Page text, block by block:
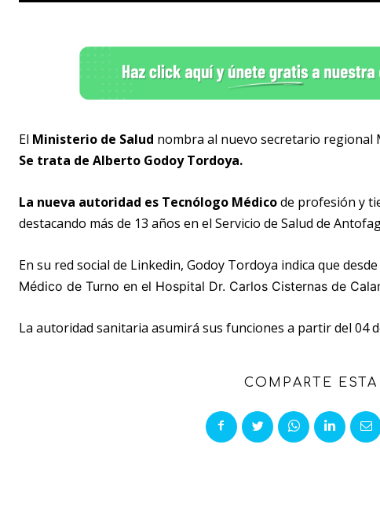
El Ministerio de Salud nombra al nuevo secretario regional
Se trata de Alberto Godoy Tordoya.
La nueva autoridad es Tecnólogo Médicode profesión y
destacando más de 13 años en el Servicio de Salud de
En su red social de Linkedin, Godoy Tordoya indica que
Médico de Turno en el Hospital Dr. Carlos Cisternas de
La autoridad sanitaria asumirá sus funciones a partir del 04
COMPARTE